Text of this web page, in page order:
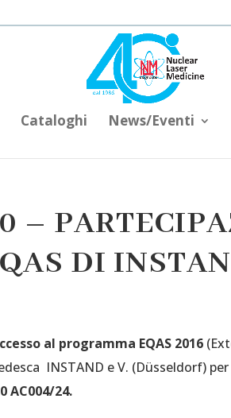
Cataloghi News/Eventi
–
DI
al programma EQAS 2016
INSTAND e V. (Düsseldorf)
AC004/24.